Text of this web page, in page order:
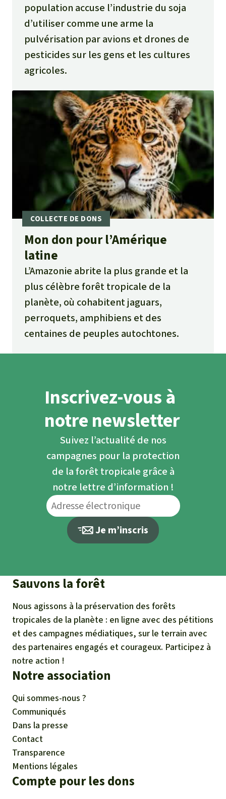
population accuse l’industrie du soja
d’utiliser comme une arme la
pulvérisation par avions et drones de
pesticides sur les gens et les cultures
agricoles.
Mon don pour l’Amérique
latine
L’Amazonie abrite la plus grande et la
plus célèbre forêt tropicale de la
planète, où cohabitent jaguars,
perroquets, amphibiens et des
centaines de peuples autochtones.
Inscrivez-vous à
notre newsletter
Suivez l’actualité de nos
campagnes pour la protection
de la forêt tropicale grâce à
notre lettre d’information !
Je m’inscris
Sauvons la forêt
Nous agissons à la préservation des forêts
tropicales de la planète : en ligne avec des pétitions
et des campagnes médiatiques, sur le terrain avec
des partenaires engagés et courageux. Participez à
notre action !
Notre association
Qui sommes-nous ?
Communiqués
Dans la presse
Contact
Transparence
Mentions légales
Compte pour les dons